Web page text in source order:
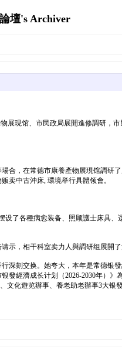
壇's Archiver
現馆、市民政局展開進修調研，
，在常德市康養產物展現馆調研
卖中古沖床, 環境举行具體领會。
了各種病愈装备、照顾護士床具
示，相干科室卖力人與調研组展開了
刻交换。她夸大，本年是常德银
經濟成长计划（2026-2030年）
化遊览辦事、養老助老辦事3大银